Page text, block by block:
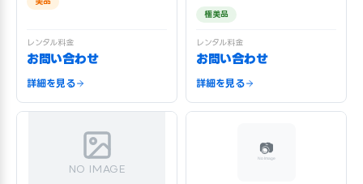
レンタル料金
お問い合わせ
詳細を見る
極美品
レンタル料金
お問い合わせ
詳細を見る
NO IMAGE